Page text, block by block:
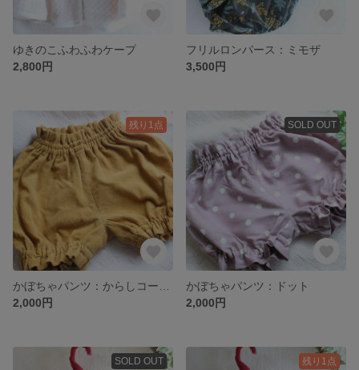
ゆきのこふわふわケープ
2,800円
フリルロンパース：ミモザ
3,500円
残り1点
2,000円
SOLD OUT
かぼちゃパンツ：ドット
2,000円
SOLD OUT 残り1点